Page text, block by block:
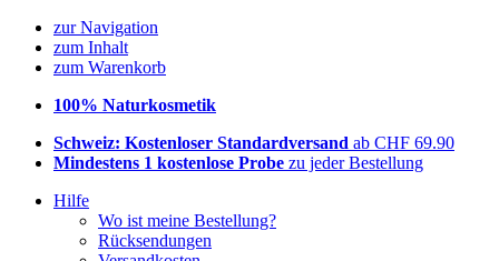
zur Navigation
zum Inhalt
zum Warenkorb
100% Naturkosmetik
Schweiz: Kostenloser Standardversand ab CHF 69.90
Mindestens 1 kostenlose Probe zu jeder Bestellung
Hilfe
Wo ist meine Bestellung?
Rücksendungen